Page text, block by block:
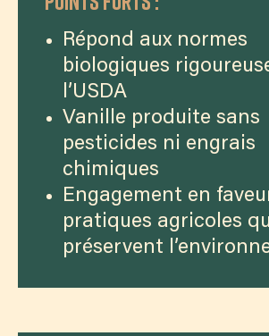
Répond aux normes
biologiques
l’USDA
Vanille produite sans
pesticides ni engrais
chimiques
Engagement en
pratiques agricoles
préservent